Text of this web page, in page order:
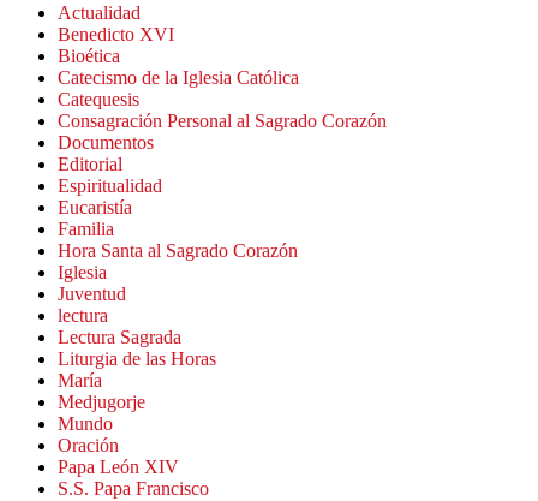
Actualidad
Benedicto XVI
Bioética
Catecismo de la Iglesia Católica
Catequesis
Consagración Personal al Sagrado Corazón
Documentos
Editorial
Espiritualidad
Eucaristía
Familia
Hora Santa al Sagrado Corazón
Iglesia
Juventud
lectura
Lectura Sagrada
Liturgia de las Horas
María
Medjugorje
Mundo
Oración
Papa León XIV
S.S. Papa Francisco